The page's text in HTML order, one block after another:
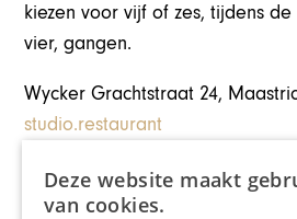
kiezen voor vijf of zes, tijdens
vier, gangen.
Wycker Grachtstraat 24,
studio.restaurant
Deze website maakt
van cookies.